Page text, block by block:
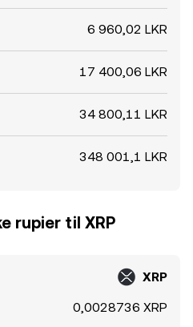
6 960,02 LKR
17 400,06 LKR
34 800,11 LKR
348 001,1 LKR
rupier til XRP
XRP
0,0028736 XRP